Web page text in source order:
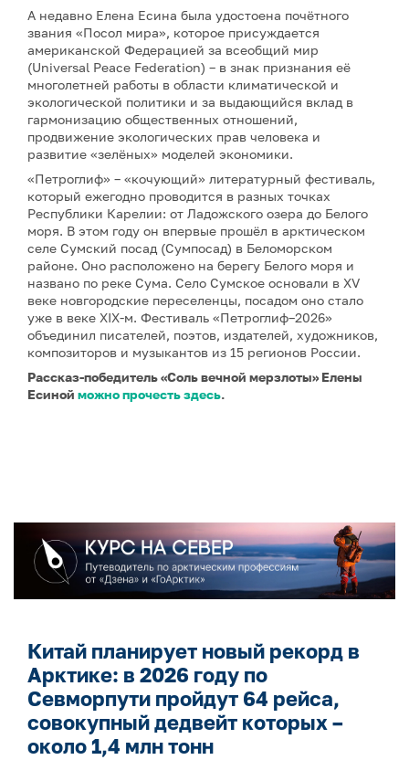
А недавно Елена Есина была удостоена почётного
звания «Посол мира», которое присуждается
американской Федерацией за всеобщий мир
(Universal Peace Federation) – в знак признания её
многолетней работы в области климатической и
экологической политики и за выдающийся вклад в
гармонизацию общественных отношений,
продвижение экологических прав человека и
развитие «зелёных» моделей экономики.
«Петроглиф» – «кочующий» литературный фестиваль,
который ежегодно проводится в разных точках
Республики Карелии: от Ладожского озера до Белого
моря. В этом году он впервые прошёл в арктическом
селе Сумский посад (Сумпосад) в Беломорском
районе. Оно расположено на берегу Белого моря и
названо по реке Сума. Село Сумское основали в XV
веке новгородские переселенцы, посадом оно стало
уже в веке XIX-м. Фестиваль «Петроглиф–2026»
объединил писателей, поэтов, издателей, художников,
композиторов и музыкантов из 15 регионов России.
Рассказ-победитель «Соль вечной мерзлоты» Елены
Есиной можно прочесть здесь.
Китай планирует новый рекорд в
Арктике: в 2026 году по
Севморпути пройдут 64 рейса,
совокупный дедвейт которых –
около 1,4 млн тонн